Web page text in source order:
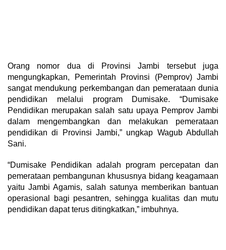
Orang nomor dua di Provinsi Jambi tersebut juga
mengungkapkan, Pemerintah Provinsi (Pemprov) Jambi
sangat mendukung perkembangan dan pemerataan dunia
pendidikan melalui program Dumisake. “Dumisake
Pendidikan merupakan salah satu upaya Pemprov Jambi
dalam mengembangkan dan melakukan pemerataan
pendidikan di Provinsi Jambi,” ungkap Wagub Abdullah
Sani.
“Dumisake Pendidikan adalah program percepatan dan
pemerataan pembangunan khususnya bidang keagamaan
yaitu Jambi Agamis, salah satunya memberikan bantuan
operasional bagi pesantren, sehingga kualitas dan mutu
pendidikan dapat terus ditingkatkan,” imbuhnya.